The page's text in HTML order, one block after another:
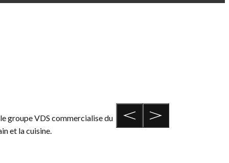
groupe VDS commercialise du
et la cuisine.